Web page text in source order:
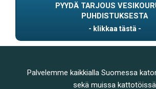
PYYDÄ TARJOUS
PUHDISTUKSESTA
Palvelemme kaikkialla Suomessa
sekä muissa kattotöissä